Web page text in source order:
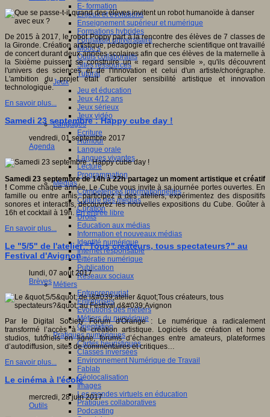
E- formation
Enjeux et évolutions
Enseignement supérieur et numérique
Formations hybrides
Formation universitaire
Mooc’s
Outils collaboratifs
Sites ressources
Tutorat
Jeux
Jeu et éducation
Jeux 4/12 ans
Jeux sérieux
Jeux vidéo
Langages
Ecriture
Humour
Langue orale
Langues vivantes
Lecture
Programmation
Médias
Compétences informationnelles
Culture des médias
Curation
Droits
Education aux médias
Information et nouveaux médias
Identité numérique
Internet responsable
Littératie numérique
Publication
Réseaux sociaux
Métiers
Entrepreneuriat
Entreprises
Evolutions des métiers
Métiers du numérique
Orientation
Pratiques numériques
Cartes heuristiques
Classes inversées
Environnement Numérique de Travail
Fablab
Géolocalisation
Images
Les mondes virtuels en éducation
Pratiques collaboratives
Podcasting
De 2015 à 2017, le robot Poppy part à la rencontre des élèves de 7 classes de
la Gironde. Création artistique, pédagogie et recherche scientifique ont travaillé
de concert durant deux années scolaires afin que ces élèves de la maternelle à
la Sixième puissent se construire un « regard sensible », qu'ils découvrent
l'univers des sciences et de l'innovation et celui d'un artiste/chorégraphe.
L'ambition du projet était d'articuler sensibilité artistique et innovation
technologique.
En savoir plus...
Samedi 23 septembre : Happy cube day !
vendredi, 01 septembre 2017
Agenda
Samedi 23 septembre de 14h à 22h partagez un moment artistique et créatif
! Comme chaque année, Le Cube vous invite à sa journée portes ouvertes. En
famille ou entre amis, participez à des ateliers, expérimentez des dispositifs
sonores et interactifs, découvrez les nouvelles expositions du Cube. Goûter à
16h et cocktail à 19h. En entrée libre
En savoir plus...
Le "5/5" de l'atelier "Tous créateurs, tous spectateurs?" au
Festival d'Avignon
lundi, 07 août 2017
Brèves
Par le Digital Society Forum d'Orange : Le numérique a radicalement
transformé l’accès à la création artistique. Logiciels de création et home
studios, tutoriels en ligne, forums d’échanges entre amateurs, plateformes
d’autodiffusion, sites de commentaires et critiques…
En savoir plus...
Le cinéma à l'école
mercredi, 28 juin 2017
Outils